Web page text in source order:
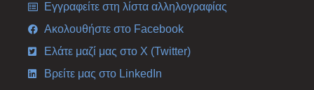
Εγγραφείτε στη λίστα αλληλογραφίας
Ακολουθήστε στο Facebook
Ελάτε μαζί μας στο X (Twitter)
Βρείτε μας στο LinkedIn